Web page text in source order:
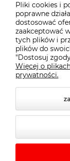
Płatności i
Informacje
O nas
Pliki cookies i
poprawne
dostosować
zaakceptować
tych plików i
plików do
"Dostosuj
Więcej o
prywatności.